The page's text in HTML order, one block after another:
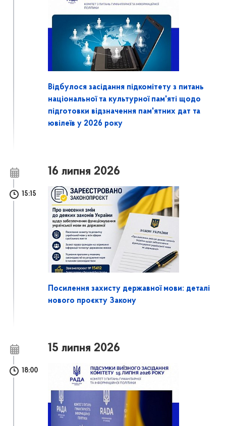
Відбулося засідання підкомітету з питань
національної та культурної пам'яті щодо
підготовки відзначення пам'ятних дат та
ювілеїв у 2026 року
16 липня 2026
15:15
Посилення захисту державної мови: деталі
нового проєкту Закону
15 липня 2026
18:00